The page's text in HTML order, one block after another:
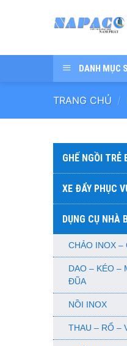
dung
DANH MỤC
TRANG CHỦ /
GHẾ NGỒI TRẺ
XE ĐẨY PHỤC
DỤNG CỤ NHÀ
CHẢO INOX –
DAO – KÉO –
ĐŨA
NỒI INOX
THAU – RỔ –